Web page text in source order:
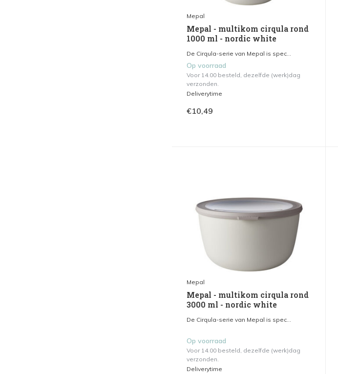
Mepal
Mepal - multikom cirqula rond
1000 ml - nordic white
De Cirqula-serie van Mepal is spec...
Op voorraad
Voor 14.00 besteld, dezelfde (werk)dag
verzonden.
Deliverytime
€10,49
Mepal
Mepal - multikom cirqula rond
3000 ml - nordic white
De Cirqula-serie van Mepal is spec...
Op voorraad
Voor 14.00 besteld, dezelfde (werk)dag
verzonden.
Deliverytime